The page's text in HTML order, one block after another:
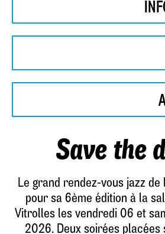
Save the
Le grand rendez-vous jazz de
pour sa 6ème édition à la
Vitrolles les vendredi 06 et
2026. Deux soirées placées